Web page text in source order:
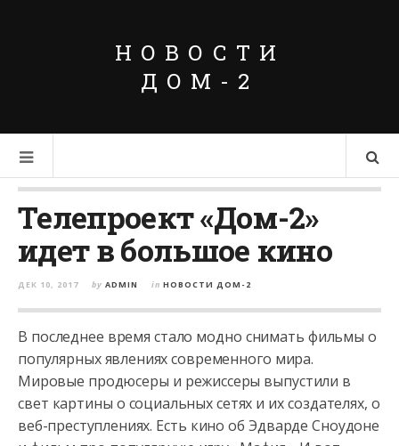
НОВОСТИ
ДОМ-2
Телепроект «Дом-2»
идет в большое кино
ДЕК 10, 2017 by ADMIN in НОВОСТИ ДОМ-2
В последнее время стало модно снимать фильмы о
популярных явлениях современного мира.
Мировые продюсеры и режиссеры выпустили в
свет картины о социальных сетях и их создателях, о
веб-преступлениях. Есть кино об Эдварде Сноудоне